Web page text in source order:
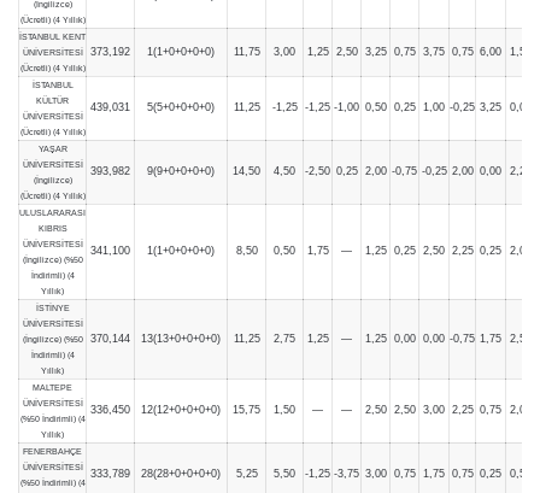
(İngilizce)
(Ücretli) (4 Yıllık)
İSTANBUL KENT
ÜNİVERSİTESİ
(Ücretli) (4 Yıllık)
373,192 1(1+0+0+0+0) 11,75 3,00 1,25 2,50 3,25 0,75 3,75 0,75 6,00 1,50
İSTANBUL
KÜLTÜR
ÜNİVERSİTESİ
(Ücretli) (4 Yıllık)
439,031 5(5+0+0+0+0) 11,25 -1,25 -1,25 -1,00 0,50 0,25 1,00 -0,25 3,25 0,00
YAŞAR
ÜNİVERSİTESİ
(İngilizce)
(Ücretli) (4 Yıllık)
393,982 9(9+0+0+0+0) 14,50 4,50 -2,50 0,25 2,00 -0,75 -0,25 2,00 0,00 2,25
ULUSLARARASI
KIBRIS
ÜNİVERSİTESİ
(İngilizce) (%50
İndirimli) (4
Yıllık)
341,100 1(1+0+0+0+0) 8,50 0,50 1,75 — 1,25 0,25 2,50 2,25 0,25 2,00
İSTİNYE
ÜNİVERSİTESİ
(İngilizce) (%50
İndirimli) (4
Yıllık)
370,144 13(13+0+0+0+0) 11,25 2,75 1,25 — 1,25 0,00 0,00 -0,75 1,75 2,50
MALTEPE
ÜNİVERSİTESİ
(%50 İndirimli) (4
Yıllık)
336,450 12(12+0+0+0+0) 15,75 1,50 — — 2,50 2,50 3,00 2,25 0,75 2,00
FENERBAHÇE
ÜNİVERSİTESİ
(%50 İndirimli) (4
333,789 28(28+0+0+0+0) 5,25 5,50 -1,25 -3,75 3,00 0,75 1,75 0,75 0,25 0,50